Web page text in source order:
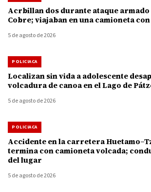
Acrbillan dos durante ataque armado
Cobre; viajaban en una camioneta
5 de agosto de 2026
POLICIACA
Localizan sin vida a adolescente
volcadura de canoa en el Lago de
5 de agosto de 2026
POLICIACA
Accidente en la carretera
termina con camioneta volcada;
del lugar
5 de agosto de 2026